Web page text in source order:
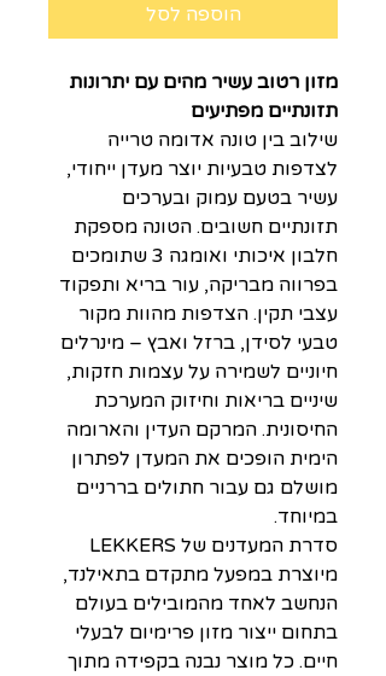
הוספה לסל
מזון רטוב עשיר מהים עם יתרונות
תזונתיים מפתיעים
שילוב בין טונה אדומה טרייה
לצדפות טבעיות יוצר מעדן ייחודי,
עשיר בטעם עמוק ובערכים
תזונתיים חשובים. הטונה מספקת
חלבון איכותי ואומגה 3 שתומכים
בפרווה מבריקה, עור בריא ותפקוד
עצבי תקין. הצדפות מהוות מקור
טבעי לסידן, ברזל ואבץ – מינרלים
חיוניים לשמירה על עצמות חזקות,
שיניים בריאות וחיזוק המערכת
החיסונית. המרקם העדין והארומה
הימית הופכים את המעדן לפתרון
מושלם גם עבור חתולים בררניים
במיוחד.
סדרת המעדנים של LEKKERS
מיוצרת במפעל מתקדם בתאילנד,
הנחשב לאחד מהמובילים בעולם
בתחום ייצור מזון פרימיום לבעלי
חיים. כל מוצר נבנה בקפידה מתוך